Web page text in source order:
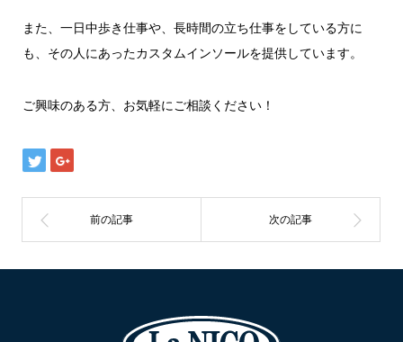
また、一日中歩き仕事や、長時間の立ち仕事をしている方に
も、その人にあったカスタムインソールを提供しています。
ご興味のある方、お気軽にご相談ください！